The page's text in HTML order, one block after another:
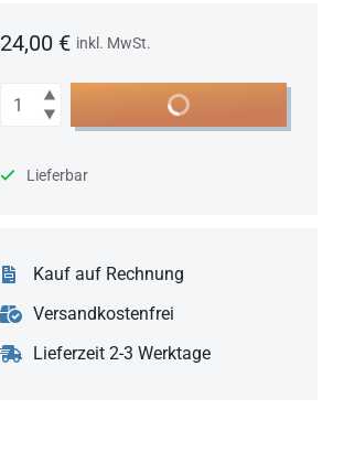
24,00 € inkl. MwSt.
Anzahl In den Warenkorb
Lieferbar
Kauf auf Rechnung
Versandkostenfrei
Lieferzeit 2-3 Werktage